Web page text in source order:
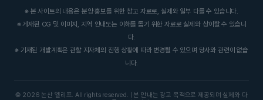
※ 본 사이트의 내용은 분양 홍보를 위한 참고 자료로, 실제와 일부 다를 수 있습니다.
※ 게재된 CG 및 이미지, 지역 안내도는 이해를 돕기 위한 자료로 실제와 상이할 수 있습니
다.
※ 기재된 개발계획은 관할 지자체의 진행 상황에 따라 변경될 수 있으며 당사와 관련이 없습
니다.
© 2026 논산 엘리프. All rights reserved. | 본 안내는 광고 목적으로 제공되며 실제와 다